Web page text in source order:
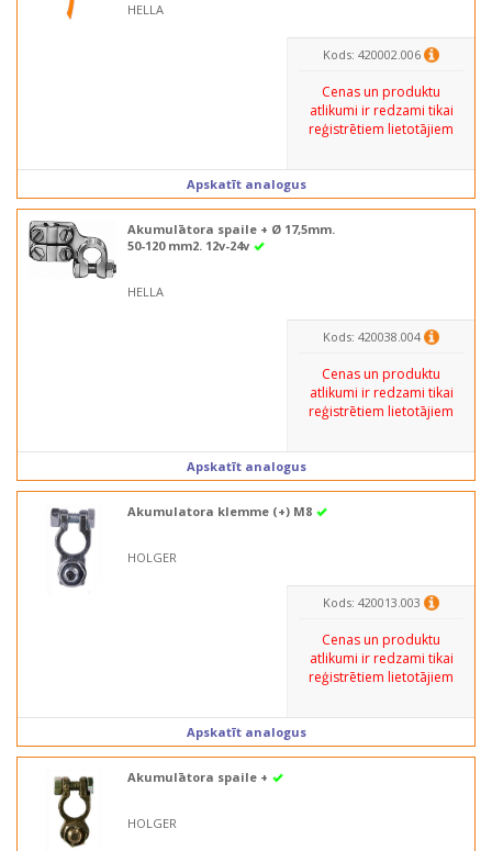
HELLA
Kods: 420002.006
Cenas un produktu
atlikumi ir redzami tikai
reģistrētiem lietotājiem
Apskatīt analogus
Akumulātora spaile + Ø 17,5mm.
50-120 mm2. 12v-24v
HELLA
Kods: 420038.004
Cenas un produktu
atlikumi ir redzami tikai
reģistrētiem lietotājiem
Apskatīt analogus
Akumulatora klemme (+) M8
HOLGER
Kods: 420013.003
Cenas un produktu
atlikumi ir redzami tikai
reģistrētiem lietotājiem
Apskatīt analogus
Akumulātora spaile +
HOLGER